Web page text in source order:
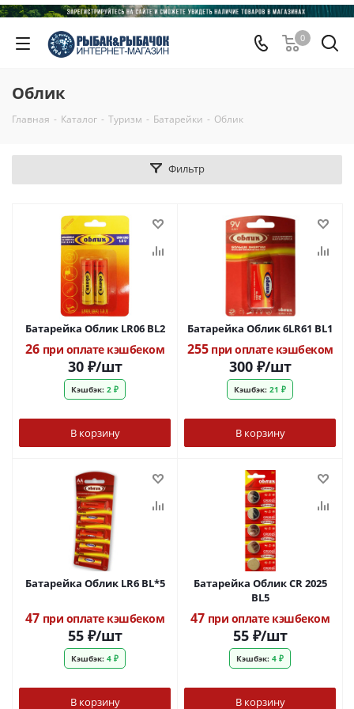
0
Облик
Главная - Каталог - Туризм - Батарейки - Облик
Фильтр
Батарейка Облик LR06 BL2
26 при оплате кэшбеком
30₽/шт
Кэшбэк: 2 ₽
В корзину
Батарейка Облик 6LR61 BL1
255при оплате кэшбеком
300₽/шт
Кэшбэк: 21 ₽
В корзину
Батарейка Облик LR6 BL*5
47 при оплате кэшбеком
55₽/шт
Кэшбэк: 4 ₽
В корзину
Батарейка Облик СR 2025
BL5
47 при оплате кэшбеком
55₽/шт
Кэшбэк: 4 ₽
В корзину